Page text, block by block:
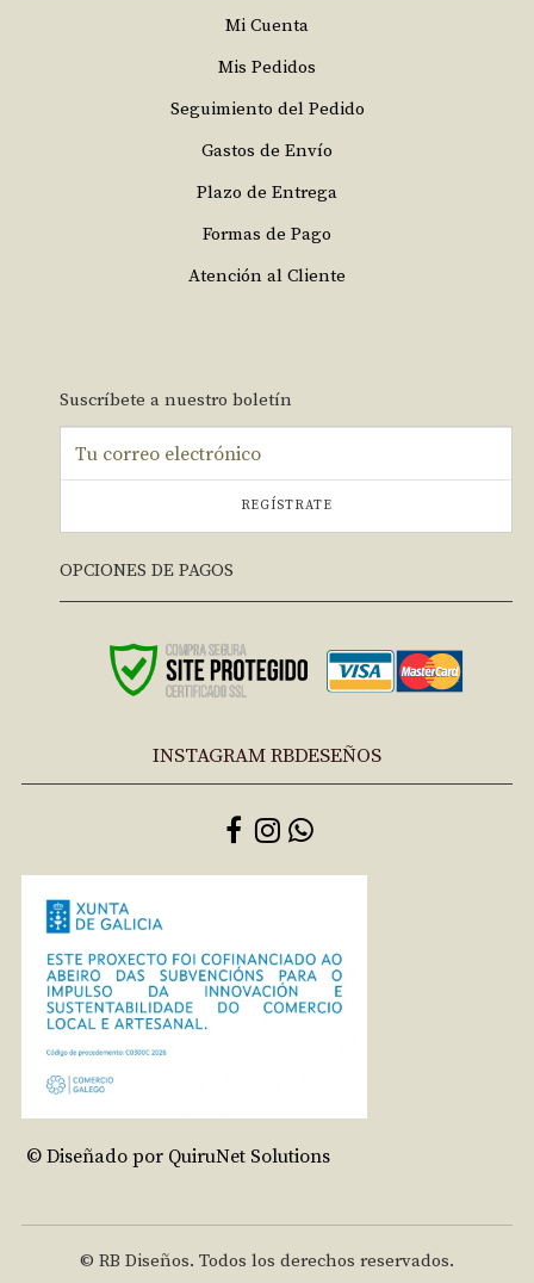
Mi Cuenta
Mis Pedidos
Seguimiento del Pedido
Gastos de Envío
Plazo de Entrega
Formas de Pago
Atención al Cliente
Suscríbete a nuestro boletín
REGÍSTRATE
OPCIONES DE PAGOS
INSTAGRAM RBDESEÑOS
© Diseñado por QuiruNet Solutions
© RB Diseños. Todos los derechos reservados.